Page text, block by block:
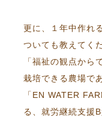
更に、１年中作れ
ついても教えてく
「福祉の観点から
栽培できる農場で
「EN WATER
る、就労継続支援